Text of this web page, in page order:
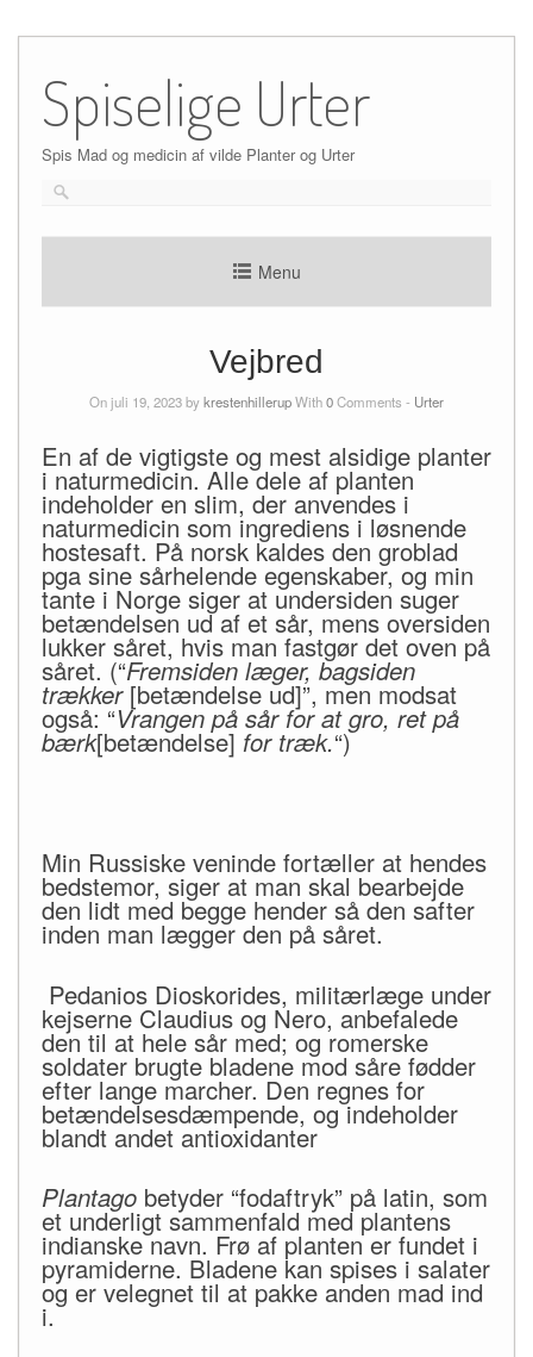
content
Spiselige Urter
Spis Mad og medicin af vilde Planter og Urter
Menu
Vejbred
On juli 19, 2023 bykrestenhillerupWith0Comments - Urter
En af de vigtigste og mest alsidige planter
i naturmedicin. Alle dele af planten
indeholder en slim, der anvendes i
naturmedicin som ingrediens i løsnende
hostesaft. På norsk kaldes den groblad
pga sine sårhelende egenskaber, og min
tante i Norge siger at undersiden suger
betændelsen ud af et sår, mens oversiden
lukker såret, hvis man fastgør det oven på
såret. (“Fremsiden læger, bagsiden
trækker[betændelse ud]”, men modsat
også: “Vrangen på sår for at gro, ret på
bærk[betændelse] for træk.“)
Min Russiske veninde fortæller at hendes
bedstemor, siger at man skal bearbejde
den lidt med begge hender så den safter
inden man lægger den på såret.
Pedanios Dioskorides, militærlæge under
kejserne Claudius og Nero, anbefalede
den til at hele sår med; og romerske
soldater brugte bladene mod såre fødder
efter lange marcher. Den regnes for
betændelsesdæmpende, og indeholder
blandt andet antioxidanter
Plantagobetyder “fodaftryk” på latin, som
et underligt sammenfald med plantens
indianske navn. Frø af planten er fundet i
pyramiderne. Bladene kan spises i salater
og er velegnet til at pakke anden mad ind
i.